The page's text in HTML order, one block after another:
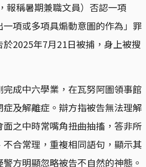
報稱暑期兼職文員）否認一項
一項或多項具煽動意圖的作為」罪
2025年7月21日被捕，身上被搜
成中六學業，在瓦努阿圖領事館
及解離症。辯方指被告無法理解
之中時常嘴角扭曲抽搐，答非所
合常理，重複相同語句，顯示其
方明顯忽略被告不自然的神態。